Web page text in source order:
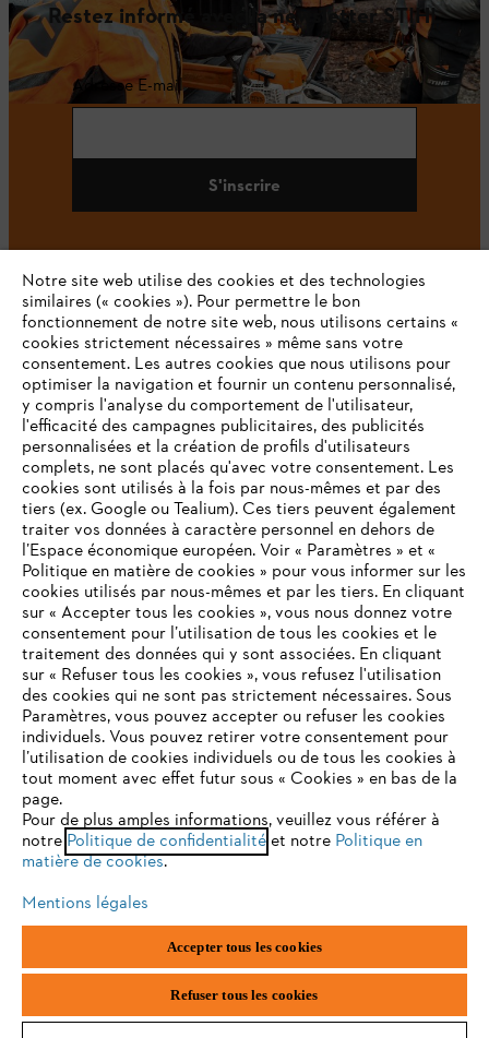
Restez informé avec la newsletter STIHL
Adresse E-mail
S'inscrire
#STIHL
L'Entreprise
STIHL FAQ
Contact
Politique de protection des données
Mentions légales Utilisation des cookies
ANDREAS STIHL NV, Veurtstraat 117, 2870 Puurs-Sint-Amands,
België/Belgique
VAT Number: BE 0427.714.768
VOTRE NAVIGATEUR INTERNET
N'EST PLUS PRIS EN CHARGE
Vous utilisez un navigateur Internet que nous ne prenons plus
en charge, et certaines fonctionnalités de notre site ne
peuvent fonctionner correctement. Pour une utilisation
optimale de notre site, nous vous recommandons de passer à
l'un des navigateurs suivants :
firefox chrome
edge
Notre site web utilise des cookies et des technologies
similaires (« cookies »). Pour permettre le bon
fonctionnement de notre site web, nous utilisons certains «
cookies strictement nécessaires » même sans votre
consentement. Les autres cookies que nous utilisons pour
optimiser la navigation et fournir un contenu personnalisé,
y compris l'analyse du comportement de l'utilisateur,
l'efficacité des campagnes publicitaires, des publicités
personnalisées et la création de profils d'utilisateurs
complets, ne sont placés qu'avec votre consentement. Les
cookies sont utilisés à la fois par nous-mêmes et par des
tiers (ex. Google ou Tealium). Ces tiers peuvent également
traiter vos données à caractère personnel en dehors de
l’Espace économique européen. Voir « Paramètres » et «
Politique en matière de cookies » pour vous informer sur les
cookies utilisés par nous-mêmes et par les tiers. En cliquant
sur « Accepter tous les cookies », vous nous donnez votre
consentement pour l’utilisation de tous les cookies et le
traitement des données qui y sont associées. En cliquant
sur « Refuser tous les cookies », vous refusez l'utilisation
des cookies qui ne sont pas strictement nécessaires. Sous
Paramètres, vous pouvez accepter ou refuser les cookies
individuels. Vous pouvez retirer votre consentement pour
l’utilisation de cookies individuels ou de tous les cookies à
tout moment avec effet futur sous « Cookies » en bas de la
page.
Pour de plus amples informations, veuillez vous référer à
notre Politique de confidentialitéet notre Politique en
matière de cookies.
Mentions légales
Accepter tous les cookies
Refuser tous les cookies